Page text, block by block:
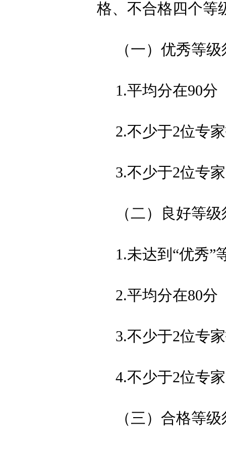
格、不合格四个等
（一）优秀等
1.平均分在90分
2.不少于2位专
3.不少于2位专家
（二）良好等
1.未达到“优秀”
2.平均分在80分
3.不少于2位专
4.不少于2位专家
（三）合格等